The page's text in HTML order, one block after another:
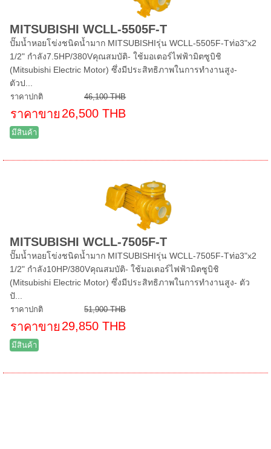
MITSUBISHI WCLL-5505F-T
ปั๊มน้ำหอยโข่งชนิดน้ำมาก MITSUBISHIรุ่น WCLL-5505F-Tท่อ3"x2
1/2" กำลัง7.5HP/380Vคุณสมบัติ- ใช้มอเตอร์ไฟฟ้ามิตซูบิชิ
(Mitsubishi Electric Motor) ซึ่งมีประสิทธิภาพในการทำงานสูง-
ตัวป...
ราคาปกติ 46,100 THB
ราคาขาย 26,500 THB
มีสินค้า
MITSUBISHI WCLL-7505F-T
ปั๊มน้ำหอยโข่งชนิดน้ำมาก MITSUBISHIรุ่น WCLL-7505F-Tท่อ3"x2
1/2" กำลัง10HP/380Vคุณสมบัติ- ใช้มอเตอร์ไฟฟ้ามิตซูบิชิ
(Mitsubishi Electric Motor) ซึ่งมีประสิทธิภาพในการทำงานสูง- ตัว
ปั...
ราคาปกติ 51,900 THB
ราคาขาย 29,850 THB
มีสินค้า